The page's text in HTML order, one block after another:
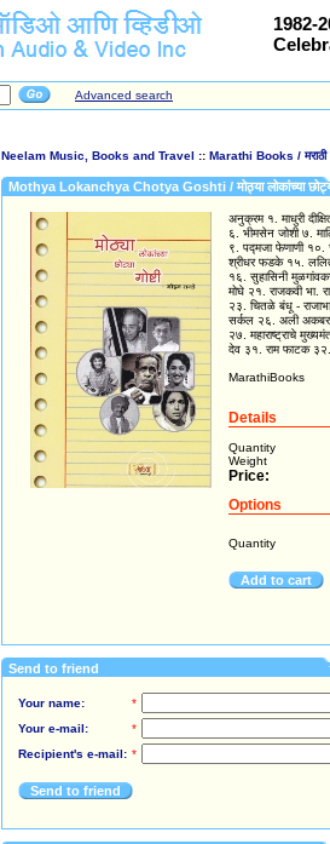
1982-
Advanced search
Neelam Music, Books and Travel :: Marathi Books /
Mothya Lokanchya Chotya Goshti / मोठ्या लोकांच्या छोट्या
अनुक्रम १. माधुरी
६. भीमसेन जोशी ७.
९. पद्मजा फेणाणी
श्रीधर फडके १५.
१६. सुहासिनी
मोघे २१. राजकवी भा.
२३. चितळे बंधू -
सर्कल २६. अली
२७. महाराष्ट्राचे
देव ३१. राम फाटक
MarathiBooks
Details
Quantity
Weight
Price:
Options
Quantity
Add to cart
Send to friend
Your name:
*
Your e-mail:
*
Recipient's e-mail: *
Send to friend